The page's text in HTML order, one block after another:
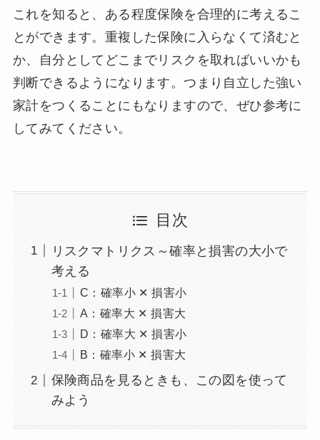
これを知ると、ある程度保険を合理的に考えるこ
とができます。重複した保険に入らなくて済むと
か、自分としてどこまでリスクを取ればいいかも
判断できるようになります。つまり自立した強い
家計をつくることにもなりますので、ぜひ参考に
してみてください。
目次
リスクマトリクス～確率と損害の大小で
考える
C：確率小 ✕ 損害小
A：確率大 ✕ 損害大
D：確率大 ✕ 損害小
B：確率小 ✕ 損害大
保険商品を見るときも、この図を使って
みよう